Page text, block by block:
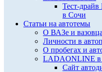
Тест-
в Сочи
Статьи на автотемы
О ВАЗе и
Личности в
О пробегах и
LADAONLINE
Сайт